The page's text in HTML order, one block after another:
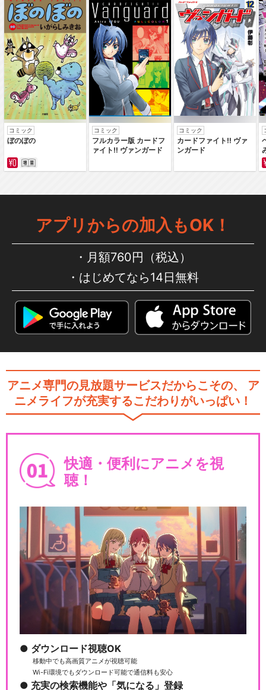
コミック
ぼのぼの
コミック
フルカラー版 カードフ
ァイト‼ ヴァンガード
コミック
カードファイト‼ ヴァ
ンガード
アプリからの加入もOK！
月額760円（税込）
はじめてなら14日無料
アニメ専門の見放題サービスだからこその、
ア
ニメライフが充実するこだわりがいっぱい！
快適・便利にアニメを視
聴！
ダウンロード視聴OK
移動中でも高画質アニメが視聴可能
Wi-Fi環境でもダウンロード可能で通信料も安心
充実の検索機能や「気になる」登録